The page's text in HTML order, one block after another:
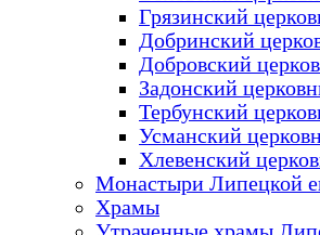
Грязинский
Добринский
Добровский
Задонский
Тербунский
Усманский
Хлевенский
Монастыри Липецкой
Храмы